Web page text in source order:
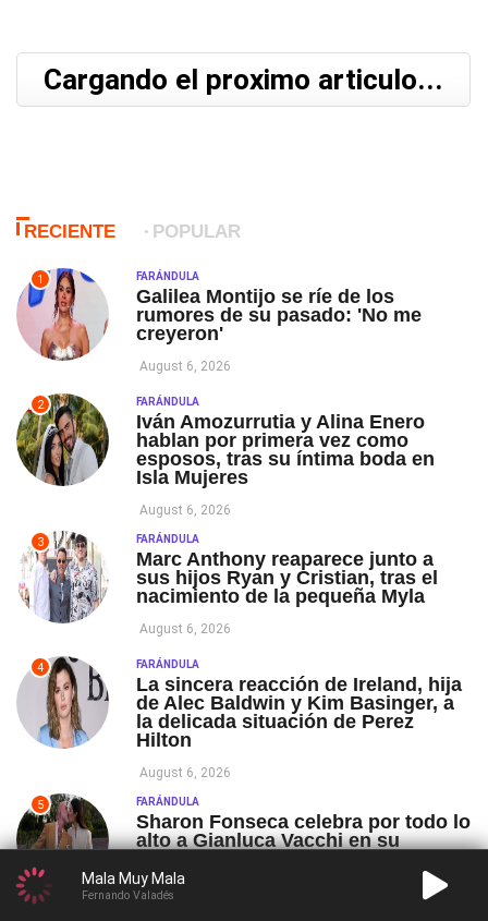
Cargando el proximo articulo...
RECIENTE POPULAR
1 FARÁNDULA
Galilea Montijo se ríe de los
rumores de su pasado: 'No me
creyeron'
August 6, 2026
2 FARÁNDULA
Iván Amozurrutia y Alina Enero
hablan por primera vez como
esposos, tras su íntima boda en
Isla Mujeres
August 6, 2026
3 FARÁNDULA
Marc Anthony reaparece junto a
sus hijos Ryan y Cristian, tras el
nacimiento de la pequeña Myla
August 6, 2026
4 FARÁNDULA
La sincera reacción de Ireland, hija
de Alec Baldwin y Kim Basinger, a
la delicada situación de Perez
Hilton
August 6, 2026
5 FARÁNDULA
Sharon Fonseca celebra por todo lo
alto a Gianluca Vacchi en su
August 6, 2026
Mala Muy Mala
Fernando Valadés